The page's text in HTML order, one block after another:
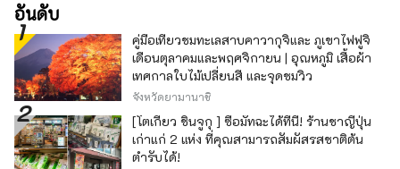
อันดับ
คู่มือเที่ยวชมทะเลสาบคาวากุจิและ ภูเขาไฟฟูจิ
เดือนตุลาคมและพฤศจิกายน | อุณหภูมิ เสื้อผ้า
เทศกาลใบไม้เปลี่ยนสี และจุดชมวิว
จังหวัดยามานาชิ
[โตเกียว ชินจูกุ ] ซื้อมัทฉะได้ที่นี่! ร้านชาญี่ปุ่น
เก่าแก่ 2 แห่ง ที่คุณสามารถสัมผัสรสชาติต้น
ตำรับได้!